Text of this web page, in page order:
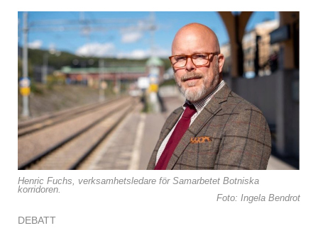
Henric Fuchs, verksamhetsledare för Samarbetet Botniska
korridoren.
Foto: Ingela Bendrot
DEBATT